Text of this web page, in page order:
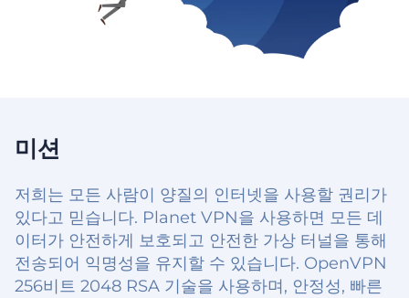
미션
저희는 모든 사람이 양질의 인터넷을 사용할 권리가
있다고 믿습니다. Planet VPN을 사용하면 모든 데
이터가 안전하게 보호되고 안전한 가상 터널을 통해
전송되어 익명성을 유지할 수 있습니다. OpenVPN
256비트 2048 RSA 기술을 사용하며, 안정성, 빠른